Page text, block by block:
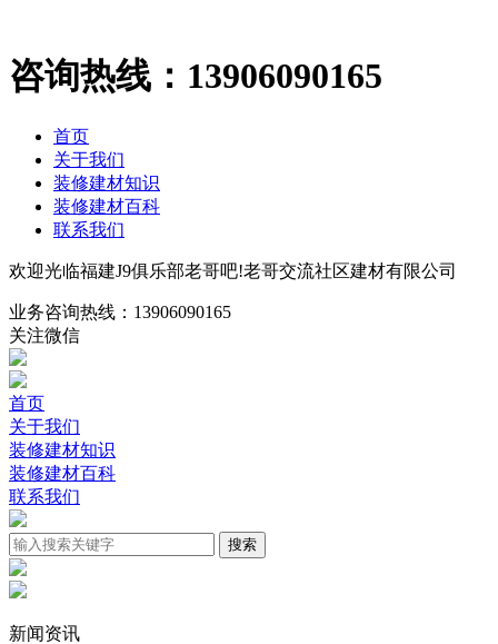
咨询热线： 13906090165
首页
关于我们
装修建材知识
装修建材百科
联系我们
欢迎光临福建J9俱乐部老哥吧!老哥交流社区建材有限公司
业务咨询热线： 13906090165
关注微信
首页
关于我们
装修建材知识
装修建材百科
联系我们
新闻资讯